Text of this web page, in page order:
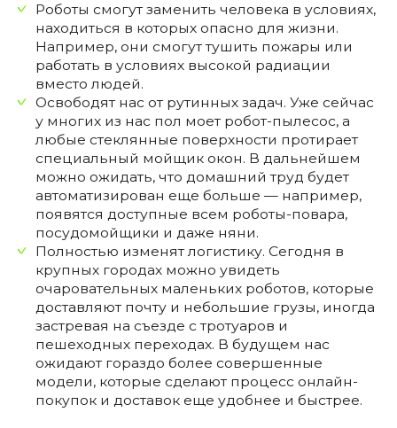
Роботы смогут заменить человека в условиях,
находиться в которых опасно для жизни.
Например, они смогут тушить пожары или
работать в условиях высокой радиации
вместо людей.
Освободят нас от рутинных задач. Уже сейчас
у многих из нас пол моет робот-пылесос, а
любые стеклянные поверхности протирает
специальный мойщик окон. В дальнейшем
можно ожидать, что домашний труд будет
автоматизирован еще больше — например,
появятся доступные всем роботы-повара,
посудомойщики и даже няни.
Полностью изменят логистику. Сегодня в
крупных городах можно увидеть
очаровательных маленьких роботов, которые
доставляют почту и небольшие грузы, иногда
застревая на съезде с тротуаров и
пешеходных переходах. В будущем нас
ожидают гораздо более совершенные
модели, которые сделают процесс онлайн-
покупок и доставок еще удобнее и быстрее.